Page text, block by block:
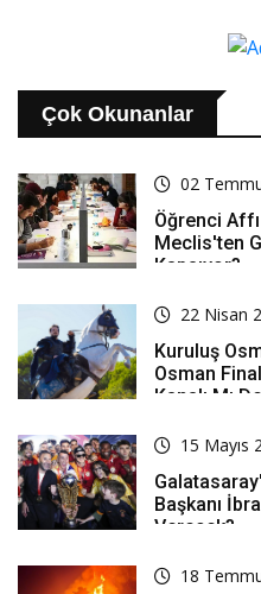
Çok Okunanlar
02
Öğrenci
Meclis'ten
Kapsıyor?
22 Nisan
Kuruluş
Osman
Kanalı Mı
15 Mayıs
Başkanı
Verecek?
18